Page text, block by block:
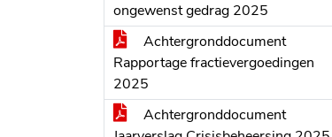
ongewenst gedrag 2025
Achtergronddocument
Rapportage fractievergoedingen
2025
Achtergronddocument